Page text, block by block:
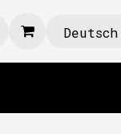
Deutsch